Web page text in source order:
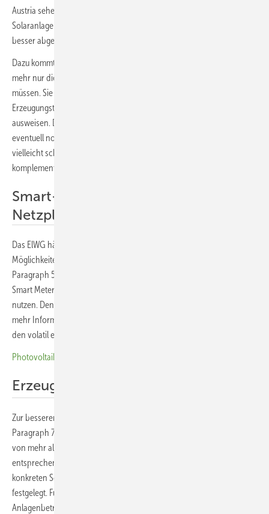
Austria sehen hier nicht nur mehr Transparenz für die Planer von
Solaranlagen. Diese Veröffentlichungspflicht erleichtere auch eine
besser abgestimmte Planung zwischen den Netzbetreibern.
Dazu kommt noch, dass laut Paragraph 99 die Netzbetreiber nicht
mehr nur die freien und reservierten Netzanschlüsse offenlegen
müssen. Sie müssen diese auch getrennt nach
Erzeugungstechnologien und angeschlossenem Energiespeicher
ausweisen. Damit können die Planer von Solaranlagen sehen, ob sie
eventuell noch Kapazitäten in einem Netz nutzen können, das
vielleicht schon von einem Windkraftwerk mit ihrem zur Photovoltaik
komplementären Erzeugungsprofil genutzt wird.
Smart-Meter-Werte für die
Netzplanung nutzen
Das ElWG hält aber nicht nur neue Pflichten, sondern auch neue
Möglichkeiten für die Netzbetreiber bereit. So dürfen diese laut
Paragraph 57 in Zukunft die viertelstündlich aufgelösten Werte aus
Smart Metern auch für den Betrieb und die Ausbauplanung des Netzes
nutzen. Denn mit den Daten der intelligenten Messsysteme haben sie
mehr Informationen, wie ihr Netz wo ausgelastet ist. Sie können so
den volatil erzeugten Ökostrom auch besser ins Netz integrieren.
Photovoltaik dominiert Ökostromausbau in Österreich
Erzeugungsanlagen ansteuern
Zur besseren Integration des Ökostroms dürfen die Netzbetreiber laut
Paragraph 76 ab Juni 2026 alle Erzeugungsanlagen mit einer Leistung
von mehr als 3,68 Kilowatt ansteuern. Die Anlagenbetreiber müssen
entsprechende technische Einrichtungen nachrüsten. Welche
konkreten Schnittstellen nachzurüsten sind, wird noch einheitlich
festgelegt. Für kleinere Anlagen gilt dies optional und nur, wenn die
Anlagenbetreiber das ausdrücklich wünschen. Dann muss der